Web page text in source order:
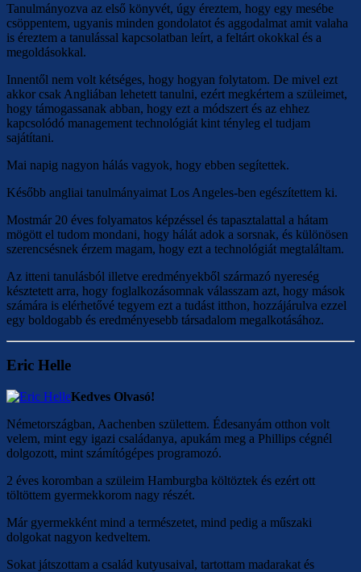
Tanulmányozva az első könyvét, úgy éreztem, hogy egy mesébe
csöppentem, ugyanis minden gondolatot és aggodalmat amit valaha
is éreztem a tanulással kapcsolatban leírt, a feltárt okokkal és a
megoldásokkal.
Innentől nem volt kétséges, hogy hogyan folytatom. De mivel ezt
akkor csak Angliában lehetett tanulni, ezért megkértem a szüleimet,
hogy támogassanak abban, hogy ezt a módszert és az ehhez
kapcsolódó management technológiát kint tényleg el tudjam
sajátítani.
Mai napig nagyon hálás vagyok, hogy ebben segítettek.
Később angliai tanulmányaimat Los Angeles-ben egészítettem ki.
Mostmár 20 éves folyamatos képzéssel és tapasztalattal a hátam
mögött el tudom mondani, hogy hálát adok a sorsnak, és különösen
szerencsésnek érzem magam, hogy ezt a technológiát megtaláltam.
Az itteni tanulásból illetve eredményekből származó nyereség
késztetett arra, hogy foglalkozásomnak válasszam azt, hogy mások
számára is elérhetővé tegyem ezt a tudást itthon, hozzájárulva ezzel
egy boldogabb és eredményesebb társadalom megalkotásához.
Eric Helle
Kedves Olvasó!
Németországban, Aachenben születtem. Édesanyám otthon volt
velem, mint egy igazi családanya, apukám meg a Phillips cégnél
dolgozott, mint számítógépes programozó.
2 éves koromban a szüleim Hamburgba költöztek és ezért ott
töltöttem gyermekkorom nagy részét.
Már gyermekként mind a természetet, mind pedig a műszaki
dolgokat nagyon kedveltem.
Sokat játszottam a család kutyusaival, tartottam madarakat és